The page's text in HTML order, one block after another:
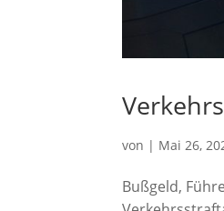
von | Mai 26,
Bußgeld,